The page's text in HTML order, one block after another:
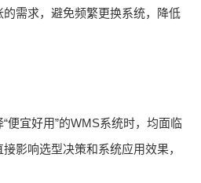
需求，避免频繁更换系统，降低
便宜好用”的WMS系统时，均面临
影响选型决策和系统应用效果，